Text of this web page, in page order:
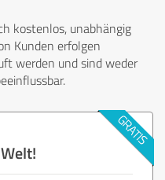
kostenlos, unabhängig
Kunden erfolgen
werden und sind weder